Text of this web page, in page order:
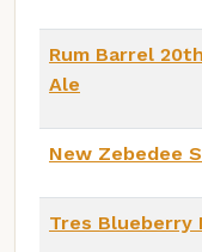
Rum Barrel
Ale
New Zebedee
Tres Blueberry